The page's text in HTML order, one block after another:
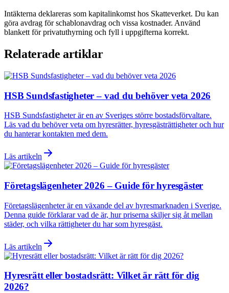
Intäkterna deklareras som kapitalinkomst hos Skatteverket. Du kan
göra avdrag för schablonavdrag och vissa kostnader. Använd
blankett för privatuthyrning och fyll i uppgifterna korrekt.
Relaterade artiklar
HSB Sundsfastigheter – vad du behöver veta 2026
HSB Sundsfastigheter är en av Sveriges större bostadsförvaltare.
Läs vad du behöver veta om hyresrätter, hyresgästrättigheter och hur
du hanterar kontakten med dem.
Läs artikeln
Företagslägenheter 2026 – Guide för hyresgäster
Företagslägenheter är en växande del av hyresmarknaden i Sverige.
Denna guide förklarar vad de är, hur priserna skiljer sig åt mellan
städer, och vilka rättigheter du har som hyresgäst.
Läs artikeln
Hyresrätt eller bostadsrätt: Vilket är rätt för dig
2026?